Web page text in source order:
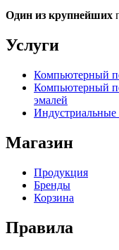
Один из крупнейших
Услуги
Компьютерный
Компьютерный
эмалей
Индустриальные
Магазин
Продукция
Бренды
Корзина
Правила